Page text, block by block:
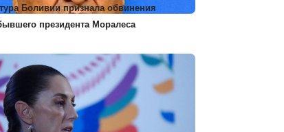
Боливии признала обвинения
президента Моралеса